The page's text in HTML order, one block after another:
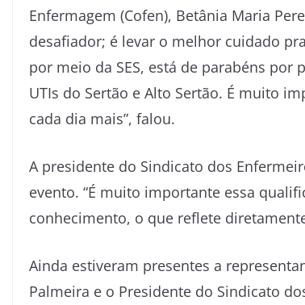
Enfermagem (Cofen), Betânia Maria
desafiador; é levar o melhor cuidado
por meio da SES, está de parabéns
UTIs do Sertão e Alto Sertão. É muito
cada dia mais”, falou.
A presidente do Sindicato dos
evento. “É muito importante essa
conhecimento, o que reflete
Ainda estiveram presentes a
Palmeira e o Presidente do Sindicato